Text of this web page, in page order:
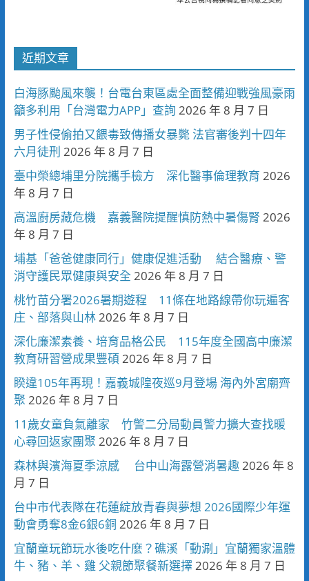
近期文章
白海豚颱風來襲！台電台東區處全面整備迎戰強風豪雨
籲多利用「台灣電力APP」查詢 2026 年 8 月 7 日
男子性侵偷拍又餵毒致傳播女暴斃 法官審後判十四年
六月徒刑 2026 年 8 月 7 日
臺中榮總埔里分院攜手檢方 深化醫事倫理教育 2026
年 8 月 7 日
高溫廚房藏危機 嘉義醫院提醒慎防熱中暑傷腎 2026
年 8 月 7 日
埔基「爸爸健康同行」健康促進活動 結合醫療、警
消守護民眾健康與安全 2026 年 8 月 7 日
桃竹苗分署2026暑期遊程 11條在地路線帶你玩遍客
庄、部落與山林2026 年 8 月 7 日
深化廉潔素養、培育品格公民 115年度全國高中廉潔
教育研習營成果豐碩 2026 年 8 月 7 日
睽違105年再現！嘉義城隍夜巡9月登場 海內外宮廟齊
聚 2026 年 8 月 7 日
11歲女童負氣離家 竹警二分局動員警力擴大查找暖
心尋回返家團聚 2026 年 8 月 7 日
森林與濱海夏季涼感 台中山海露營消暑趣2026 年 8
月 7 日
台中市代表隊在花蓮綻放青春與夢想 2026國際少年運
動會勇奪8金6銀6銅 2026 年 8 月 7 日
宜蘭童玩節玩水後吃什麼？礁溪「動涮」宜蘭獨家溫體
牛、豬、羊、雞 父親節聚餐新選擇2026 年 8 月 7 日